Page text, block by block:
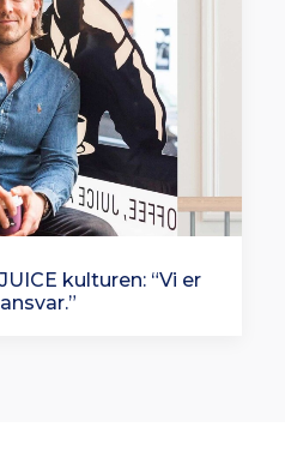
kulturen: “Vi er